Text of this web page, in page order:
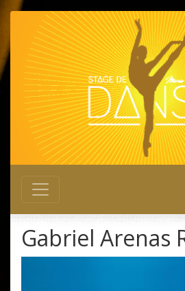
Main Navigation
Gabriel Arenas